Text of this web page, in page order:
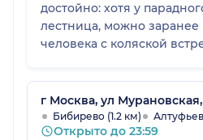
достойно: хотя у
лестница, можно заранее
человека с коляской
г Москва, ул
Бибирево (1.2 км)
Открыто до 23:59